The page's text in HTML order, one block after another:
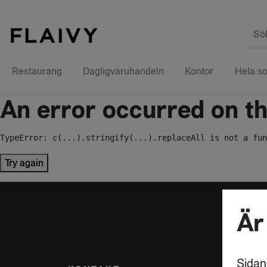
Restaurang Dagligvaruhandeln Kontor Hela
An error occurred on
TypeError: c(...).stringify(...).replaceAll is not a
Try again